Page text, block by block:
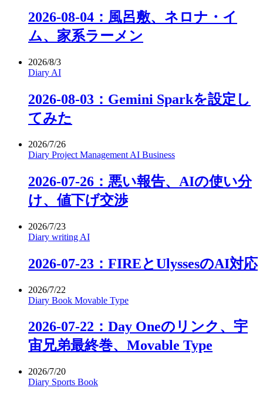
2026-08-04：風呂敷、ネロナ・イ
ム、家系ラーメン
2026/8/3
Diary AI
2026-08-03：Gemini Sparkを設定し
てみた
2026/7/26
Diary Project Management AI Business
2026-07-26：悪い報告、AIの使い分
け、値下げ交渉
2026/7/23
Diary writing AI
2026-07-23：FIREとUlyssesのAI対応
2026/7/22
Diary Book Movable Type
2026-07-22：Day Oneのリンク、宇
宙兄弟最終巻、Movable Type
2026/7/20
Diary Sports Book